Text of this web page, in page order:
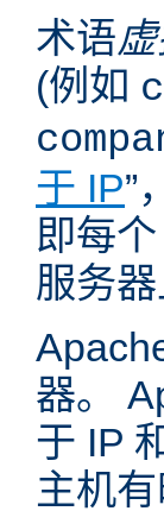
术语
(例如
于 IP”
即每
服务
器。
于 IP
主机